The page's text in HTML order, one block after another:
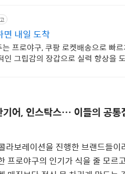
면 내일 도착
프로야구, 쿠팡 로켓배송으로 빠
인 그립감의 장갑으로 실력 향상을
기어, 인스탁스… 이들의 공통
라보레이션을 진행한 브랜드들이
프로야구의 인기가 식을 줄 모르